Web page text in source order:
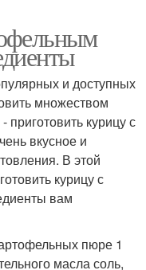
и доступных
множеством
приготовить курицу с
вкусное и
В этой
курицу с
вам
пюре 1
масла соль,